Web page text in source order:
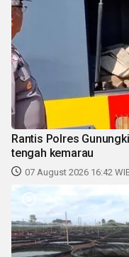
Rantis Polres
tengah kemarau
07 August 2026 16:42